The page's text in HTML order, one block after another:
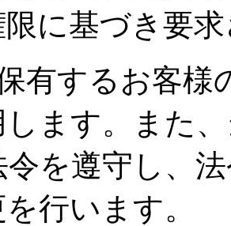
限に基づき要
有するお客様
ます。また
令を遵守し、
行います。